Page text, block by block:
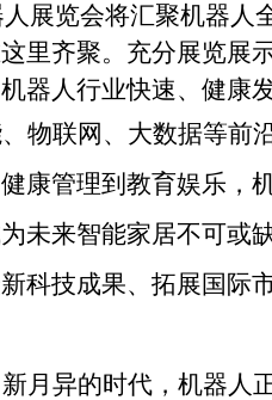
展览会将汇聚机器人
里齐聚。充分展览展
器人行业快速、健康发
物联网、大数据等前
康管理到教育娱乐，
未来智能家居不可或
科技成果、拓展国际
月异的时代，机器人